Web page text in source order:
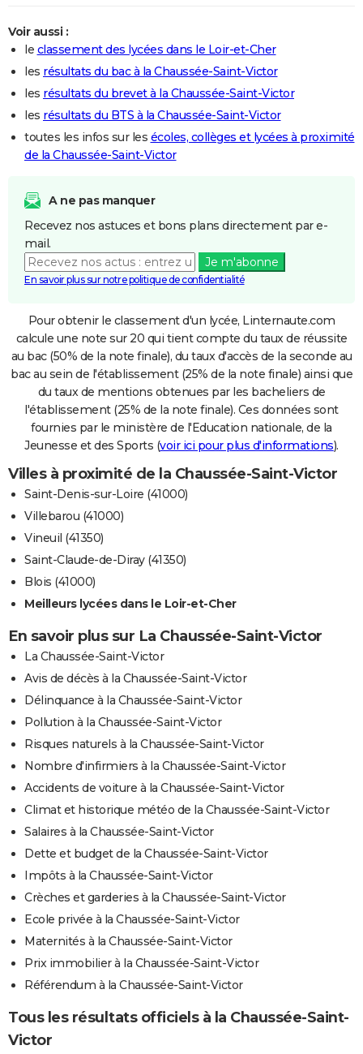
Voir aussi :
le classement des lycées dans le Loir-et-Cher
les résultats du bac à la Chaussée-Saint-Victor
les résultats du brevet à la Chaussée-Saint-Victor
les résultats du BTS à la Chaussée-Saint-Victor
toutes les infos sur les écoles, collèges et lycées à proximité
de la Chaussée-Saint-Victor
A ne pas manquer
Recevez nos astuces et bons plans directement par e-
mail.
Je m'abonne
En savoir plus sur notre politique de confidentialité
Pour obtenir le classement d'un lycée, Linternaute.com
calcule une note sur 20 qui tient compte du taux de réussite
au bac (50% de la note finale), du taux d'accès de la seconde au
bac au sein de l'établissement (25% de la note finale) ainsi que
du taux de mentions obtenues par les bacheliers de
l'établissement (25% de la note finale). Ces données sont
fournies par le ministère de l'Education nationale, de la
Jeunesse et des Sports (voir ici pour plus d'informations).
Villes à proximité de la Chaussée-Saint-Victor
Saint-Denis-sur-Loire (41000)
Villebarou (41000)
Vineuil (41350)
Saint-Claude-de-Diray (41350)
Blois (41000)
Meilleurs lycées dans le Loir-et-Cher
En savoir plus sur La Chaussée-Saint-Victor
La Chaussée-Saint-Victor
Avis de décès à la Chaussée-Saint-Victor
Délinquance à la Chaussée-Saint-Victor
Pollution à la Chaussée-Saint-Victor
Risques naturels à la Chaussée-Saint-Victor
Nombre d'infirmiers à la Chaussée-Saint-Victor
Accidents de voiture à la Chaussée-Saint-Victor
Climat et historique météo de la Chaussée-Saint-Victor
Salaires à la Chaussée-Saint-Victor
Dette et budget de la Chaussée-Saint-Victor
Impôts à la Chaussée-Saint-Victor
Crèches et garderies à la Chaussée-Saint-Victor
Ecole privée à la Chaussée-Saint-Victor
Maternités à la Chaussée-Saint-Victor
Prix immobilier à la Chaussée-Saint-Victor
Référendum à la Chaussée-Saint-Victor
Tous les résultats officiels à la Chaussée-Saint-
Victor